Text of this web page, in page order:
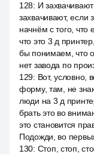
128: И
захвачивают, если
начнём с того, что
что это 3 д
бы понимаем, что
нет завода по
129: Вот, условно,
форму, там, не
люди на 3 д
брать это во
это становится
Подожди, во
130: Стоп, стоп,